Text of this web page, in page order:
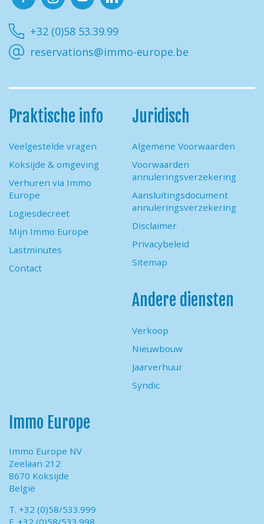
+32 (0)58 53.39.99
reservations@immo-europe.be
Praktische info
Veelgestelde vragen
Koksijde & omgeving
Verhuren via Immo
Europe
Logiesdecreet
Mijn Immo Europe
Lastminutes
Contact
Juridisch
Algemene Voorwaarden
Voorwaarden
annuleringsverzekering
Aansluitingsdocument
annuleringsverzekering
Disclaimer
Privacybeleid
Sitemap
Andere diensten
Verkoop
Nieuwbouw
Jaarverhuur
Syndic
Immo Europe
Immo Europe NV
Zeelaan 212
8670 Koksijde
België
T. +32 (0)58/533.999